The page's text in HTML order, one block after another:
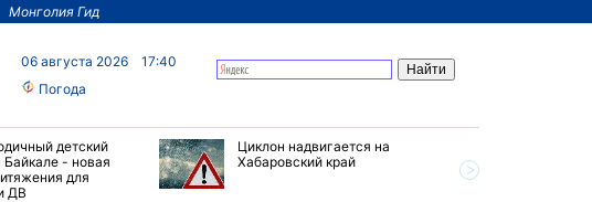
Монголия Гид
06 августа 2026
17:40
Погода
детский
Байкале - новая
для
ДВ
Циклон надвигается на
Хабаровский край